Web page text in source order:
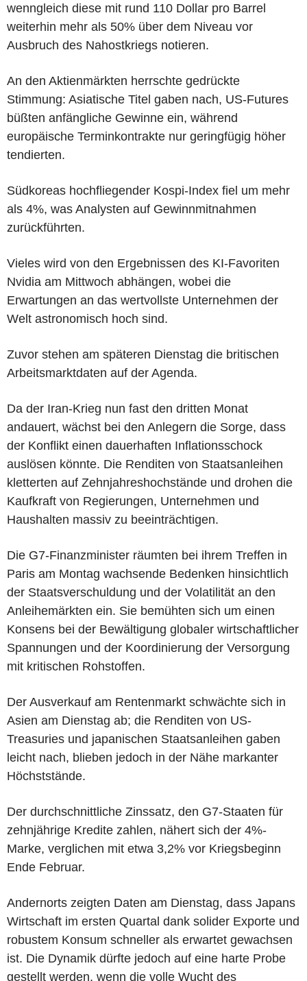
wenngleich diese mit rund 110 Dollar pro Barrel
weiterhin mehr als 50% über dem Niveau vor
Ausbruch des Nahostkriegs notieren.
An den Aktienmärkten herrschte gedrückte
Stimmung: Asiatische Titel gaben nach, US-Futures
büßten anfängliche Gewinne ein, während
europäische Terminkontrakte nur geringfügig höher
tendierten.
Südkoreas hochfliegender Kospi-Index fiel um mehr
als 4%, was Analysten auf Gewinnmitnahmen
zurückführten.
Vieles wird von den Ergebnissen des KI-Favoriten
Nvidia am Mittwoch abhängen, wobei die
Erwartungen an das wertvollste Unternehmen der
Welt astronomisch hoch sind.
Zuvor stehen am späteren Dienstag die britischen
Arbeitsmarktdaten auf der Agenda.
Da der Iran-Krieg nun fast den dritten Monat
andauert, wächst bei den Anlegern die Sorge, dass
der Konflikt einen dauerhaften Inflationsschock
auslösen könnte. Die Renditen von Staatsanleihen
kletterten auf Zehnjahreshochstände und drohen die
Kaufkraft von Regierungen, Unternehmen und
Haushalten massiv zu beeinträchtigen.
Die G7-Finanzminister räumten bei ihrem Treffen in
Paris am Montag wachsende Bedenken hinsichtlich
der Staatsverschuldung und der Volatilität an den
Anleihemärkten ein. Sie bemühten sich um einen
Konsens bei der Bewältigung globaler wirtschaftlicher
Spannungen und der Koordinierung der Versorgung
mit kritischen Rohstoffen.
Der Ausverkauf am Rentenmarkt schwächte sich in
Asien am Dienstag ab; die Renditen von US-
Treasuries und japanischen Staatsanleihen gaben
leicht nach, blieben jedoch in der Nähe markanter
Höchststände.
Der durchschnittliche Zinssatz, den G7-Staaten für
zehnjährige Kredite zahlen, nähert sich der 4%-
Marke, verglichen mit etwa 3,2% vor Kriegsbeginn
Ende Februar.
Andernorts zeigten Daten am Dienstag, dass Japans
Wirtschaft im ersten Quartal dank solider Exporte und
robustem Konsum schneller als erwartet gewachsen
ist. Die Dynamik dürfte jedoch auf eine harte Probe
gestellt werden, wenn die volle Wucht des